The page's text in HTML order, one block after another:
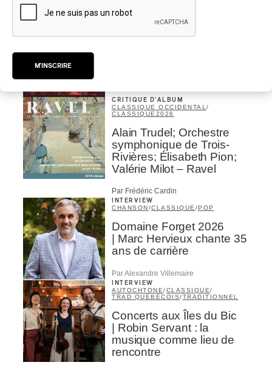
CRITIQUE D'ALBUM
CLASSIQUE OCCIDENTAL /
CLASSIQUE 2026
Alain Trudel; Orchestre
symphonique de Trois-
Rivières; Élisabeth Pion;
Valérie Milot – Ravel
Par Frédéric Cardin
INTERVIEW
CHANSON/CLASSIQUE /POP
Domaine Forget 2026
| Marc Hervieux chante 35
ans de carrière
Par Alexandre Villemaire
INTERVIEW
AUTOCHTONE/CLASSIQUE/
TRAD QUÉBÉCOIS/TRADITIONNEL
Concerts aux Îles du Bic
| Robin Servant : la
musique comme lieu de
rencontre
M'INSCRIRE